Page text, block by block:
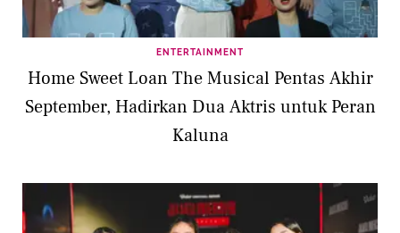
ENTERTAINMENT
Home Sweet Loan The Musical Pentas Akhir
September, Hadirkan Dua Aktris untuk Peran
Kaluna